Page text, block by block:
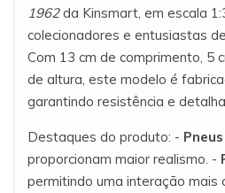
1962da Kinsmart, em escala
colecionadores e entusiastas
Com 13 cm de comprimento, 5
de altura, este modelo é
garantindo resistência e
Destaques do produto: -
proporcionam maior realismo. -
permitindo uma interação mais